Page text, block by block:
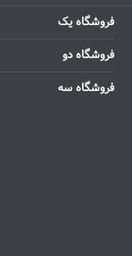
فروشگاه یک
فروشگاه دو
فروشگاه سه